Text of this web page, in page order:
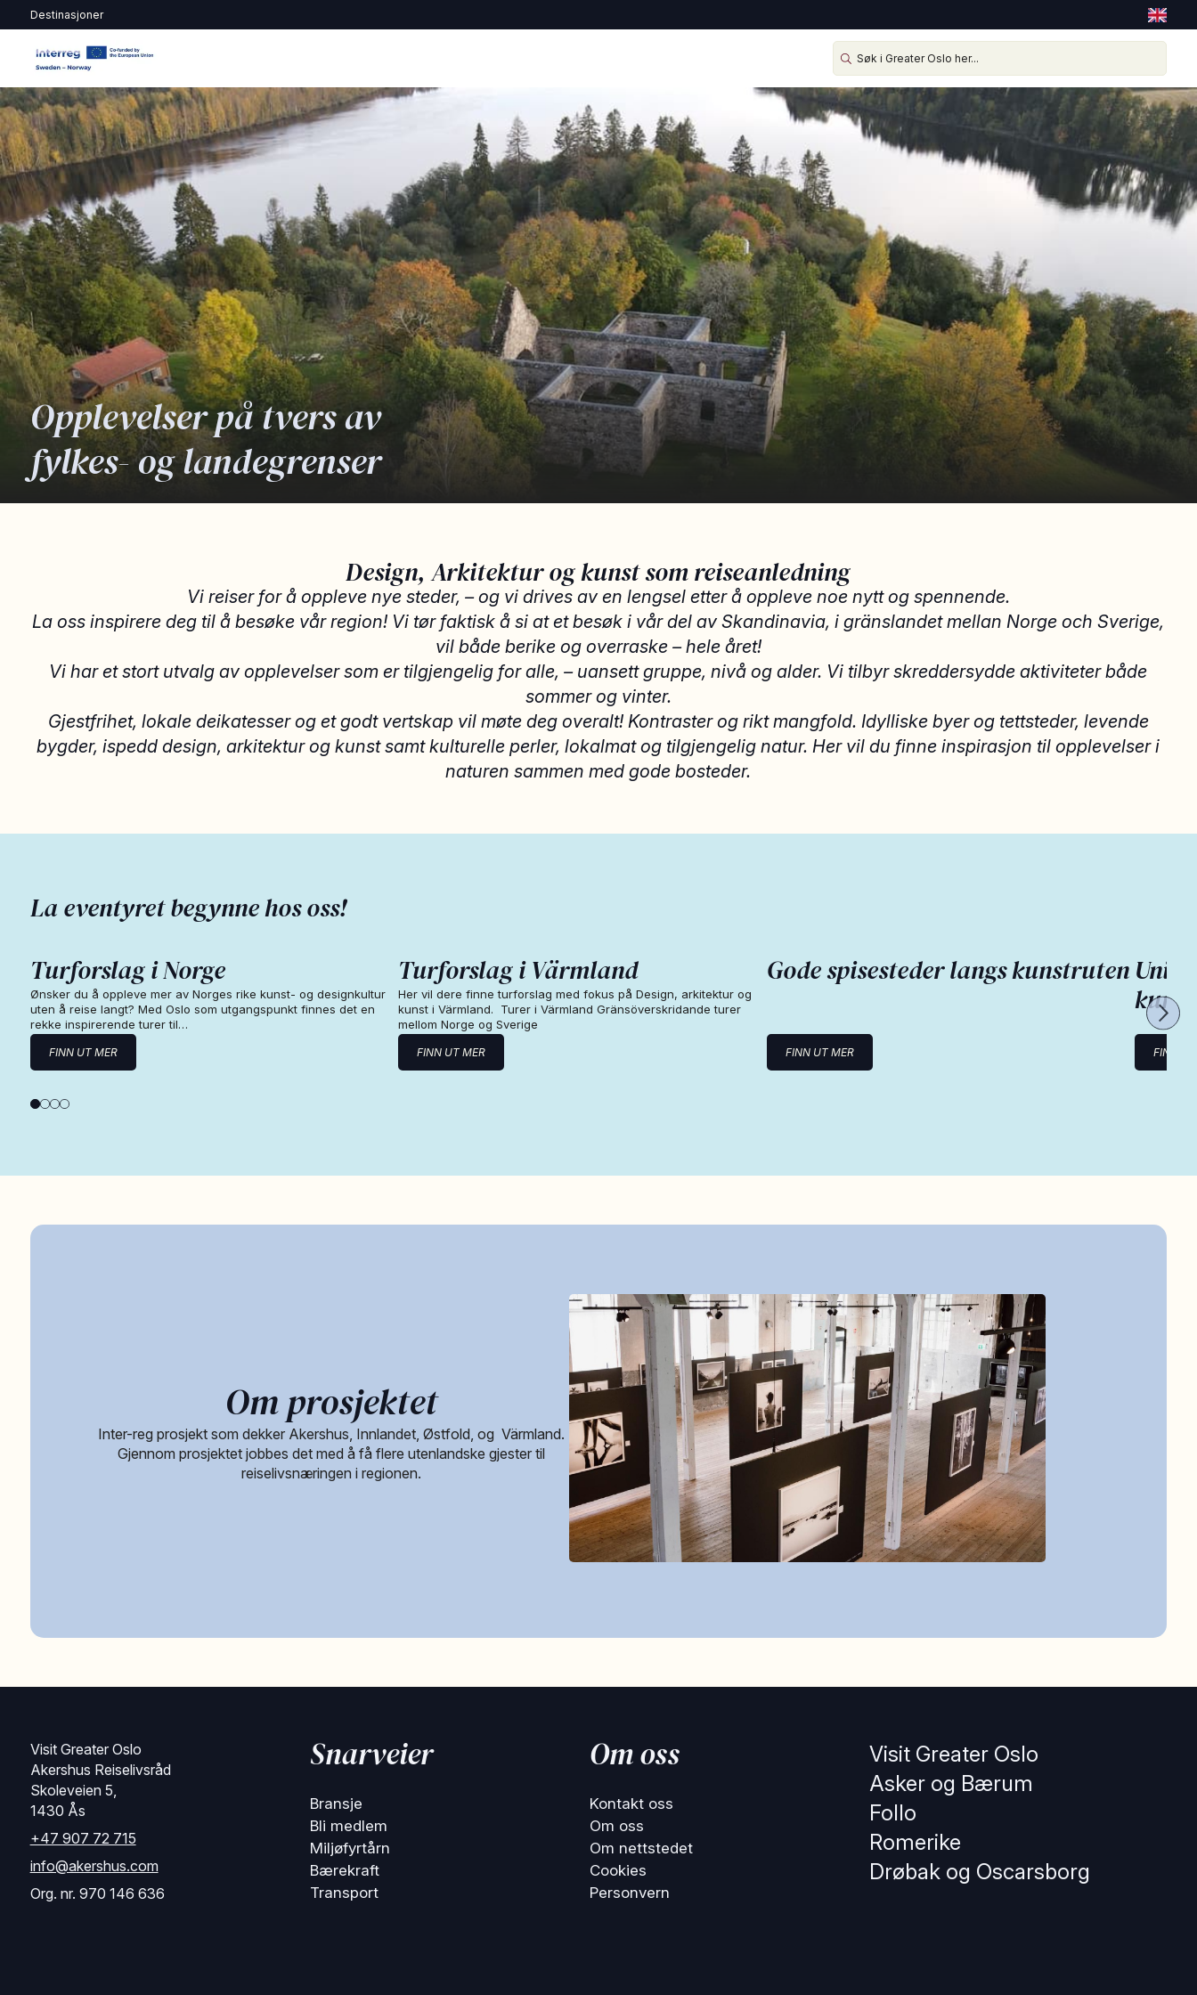
Destinasjoner
Opplevelser på tvers av
fylkes- og landegrenser
Design, Arkitektur og kunst som reiseanledning
Vi reiser for å oppleve nye steder, – og vi drives av en lengsel etter å oppleve noe nytt og spennende.
La oss inspirere deg til å besøke vår region! Vi tør faktisk å si at et besøk i vår del av Skandinavia, i gränslandet mellan Norge och Sverige,
vil både berike og overraske – hele året!
Vi har et stort utvalg av opplevelser som er tilgjengelig for alle, – uansett gruppe, nivå og alder. Vi tilbyr skreddersydde aktiviteter både
sommer og vinter.
Gjestfrihet, lokale deikatesser og et godt vertskap vil møte deg overalt! Kontraster og rikt mangfold. Idylliske byer og tettsteder, levende
bygder, ispedd design, arkitektur og kunst samt kulturelle perler, lokalmat og tilgjengelig natur. Her vil du finne inspirasjon til opplevelser i
naturen sammen med gode bosteder.
La eventyret begynne hos oss!
Turforslag i Norge
Ønsker du å oppleve mer av Norges rike kunst- og designkultur
uten å reise langt? Med Oslo som utgangspunkt finnes det en
rekke inspirerende turer til…
FINN UT MER
Turforslag i Värmland
Her vil dere finne turforslag med fokus på Design, arkitektur og
kunst i Värmland. Turer i Värmland Gränsöverskridande turer
mellom Norge og Sverige
FINN UT MER
Gode spisesteder langs kunstruten
FINN UT MER FINN
Om prosjektet
Inter-reg prosjekt som dekker Akershus, Innlandet, Østfold, og Värmland.
Gjennom prosjektet jobbes det med å få flere utenlandske gjester til
reiselivsnæringen i regionen.
Visit Greater Oslo
Akershus Reiselivsråd
Skoleveien 5,
1430 Ås
+47 907 72 715
info@akershus.com
Org. nr. 970 146 636
Snarveier
Bransje
Bli medlem
Miljøfyrtårn
Bærekraft
Transport
Om oss
Kontakt oss
Om oss
Om nettstedet
Cookies
Personvern
Visit Greater Oslo
Asker og Bærum
Follo
Romerike
Drøbak og Oscarsborg